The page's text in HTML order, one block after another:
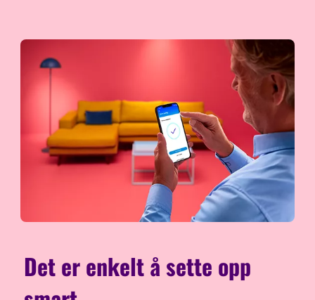
Det er enkelt å sette opp